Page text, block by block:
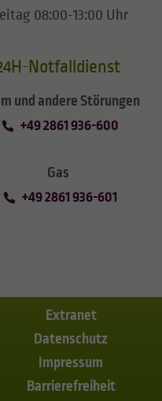
08:00-13:00 Uhr
Notfalldienst
und andere Störungen
+49 2861 936-600
Gas
+49 2861 936-601
Extranet
Datenschutz
Impressum
Barrierefreiheit